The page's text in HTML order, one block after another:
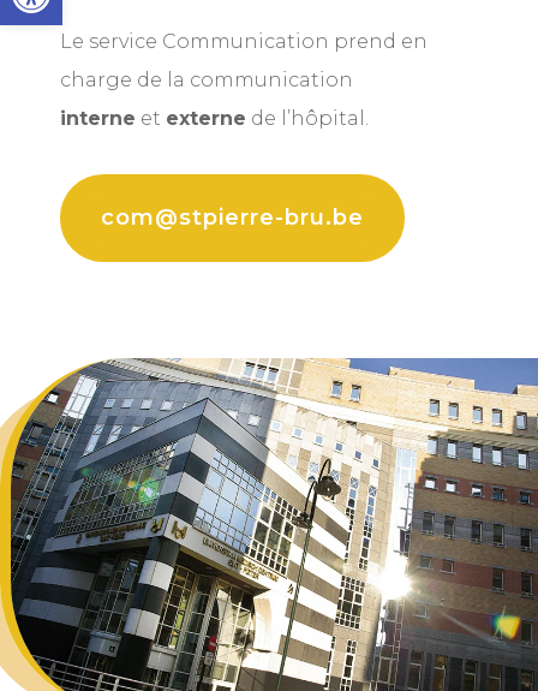
Le service Communication prend en
charge de la communication
interne et externe de l’hôpital.
com@stpierre-bru.be